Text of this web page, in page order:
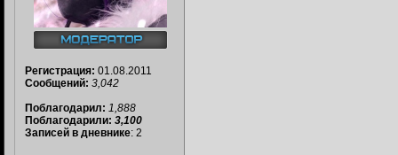
Регистрация: 01.08.2011
Сообщений: 3,042
Поблагодарил: 1,888
Поблагодарили: 3,100
Записей в дневнике: 2